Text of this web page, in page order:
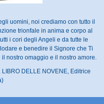
uomini, noi crediamo con tutto il
trionfale in anima e corpo al
i cori degli Angeli e da tutte le
e benedire il Signore che Ti
nostro omaggio e il nostro amore.
DELLE NOVENE, Editrice